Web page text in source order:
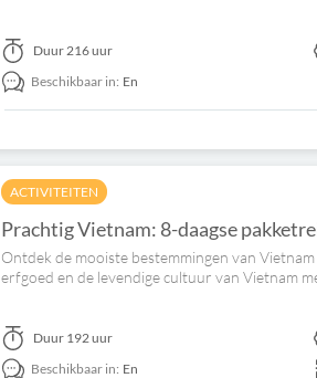
Duur216 uur
Beschikbaar in: En
ACTIVITEITEN
Prachtig Vietnam: 8-daagse
Ontdek de mooiste bestemmingen van
erfgoed en de levendige cultuur van Vietnam
Duur 192 uur
Beschikbaar in: En